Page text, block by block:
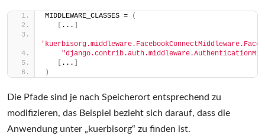
MIDDLEWARE_CLASSES =
(
...
...
)
Die Pfade sind je nach Speicherort entsprechend zu
modifizieren, das Beispiel bezieht sich darauf, dass die
Anwendung unter „kuerbisorg“ zu finden ist.